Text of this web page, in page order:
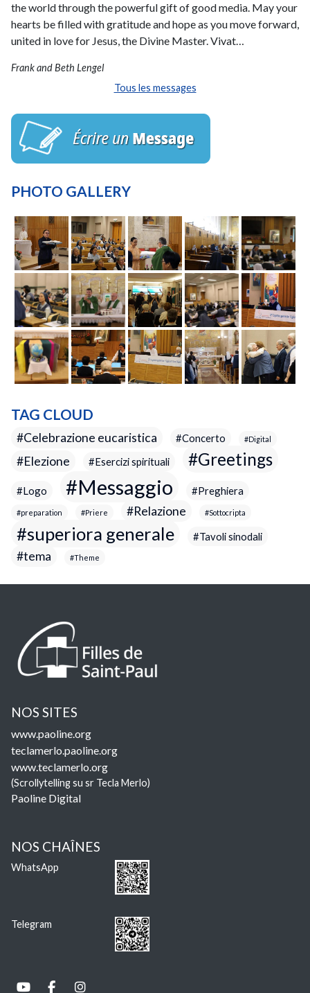
the world through the powerful gift of good media. May your
hearts be filled with gratitude and hope as you move forward,
united in love for Jesus, the Divine Master. Vivat…
Frank and Beth Lengel
Tous les messages
PHOTO GALLERY
TAG CLOUD
Celebrazione eucaristica Concerto Digital
Elezione Esercizi spirituali Greetings
Logo Messaggio Preghiera
preparation Priere Relazione Sottocripta
superiora generale Tavoli sinodali
tema Theme
NOS SITES
www.paoline.org
teclamerlo.paoline.org
www.teclamerlo.org
(Scrollytelling su sr Tecla Merlo)
Paoline Digital
NOS CHAÎNES
WhatsApp
Telegram